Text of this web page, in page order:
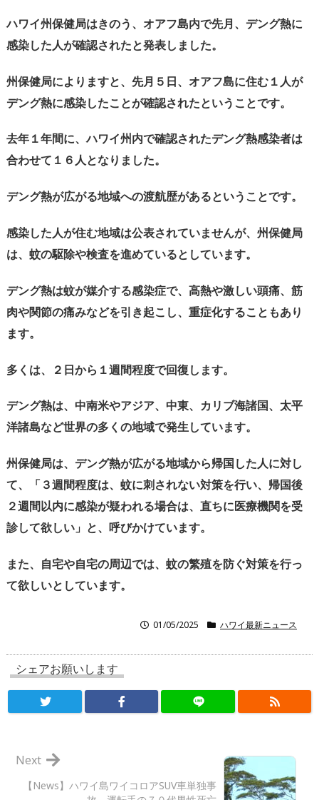
ハワイ州保健局はきのう、オアフ島内で先月、デング熱に
感染した人が確認されたと発表しました。
州保健局によりますと、先月５日、オアフ島に住む１人が
デング熱に感染したことが確認されたということです。
去年１年間に、ハワイ州内で確認されたデング熱感染者は
合わせて１６人となりました。
デング熱が広がる地域への渡航歴があるということです。
感染した人が住む地域は公表されていませんが、州保健局
は、蚊の駆除や検査を進めているとしています。
デング熱は蚊が媒介する感染症で、高熱や激しい頭痛、筋
肉や関節の痛みなどを引き起こし、重症化することもあり
ます。
多くは、２日から１週間程度で回復します。
デング熱は、中南米やアジア、中東、カリブ海諸国、太平
洋諸島など世界の多くの地域で発生しています。
州保健局は、デング熱が広がる地域から帰国した人に対し
て、「３週間程度は、蚊に刺されない対策を行い、帰国後
２週間以内に感染が疑われる場合は、直ちに医療機関を受
診して欲しい」と、呼びかけています。
また、自宅や自宅の周辺では、蚊の繁殖を防ぐ対策を行っ
て欲しいとしています。
01/05/2025 ハワイ最新ニュース
シェアお願いします
【News】ハワイ島ワイコロアSUV車単独事
Next